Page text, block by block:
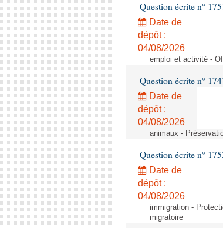
Question écrite n°
Date de
dépôt :
04/08/2026
emploi et activité -
Question écrite n°
Date de
dépôt :
04/08/2026
animaux -
Question écrite n°
Date de
dépôt :
04/08/2026
immigration -
migratoire